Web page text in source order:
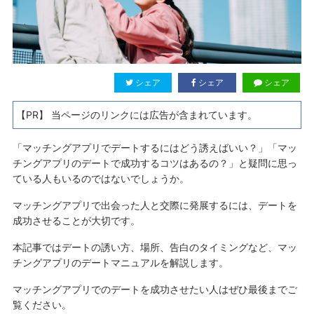
シェア シェア シェア
【PR】 当ページのリンクには広告が含まれています。
「マッチングアプリでデートするにはどう誘えばいい？」「マッ
チングアプリのデートで成功するコツはあるの？」と疑問に思っ
ている人もいるのではないでしょうか。
マッチングアプリで出会った人と交際に発展するには、デートを
成功させることが大切です。
本記事ではデートの誘い方、場所、告白のタイミングなど、マッ
チングアプリのデートマニュアルを解説します。
マッチングアプリでのデートを成功させたい人はぜひ最後までご
覧ください。